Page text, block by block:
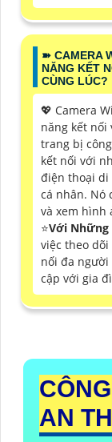
➽ CAMERA
NĂNG KẾT
CÙNG LÚC?
💖 Camera
năng kết
trang bị
kết nối với
điện thoại di
cá nhân. Nó
và xem hình
⭐Với Những
việc theo dõi
nối đa người
cập với gia
AN